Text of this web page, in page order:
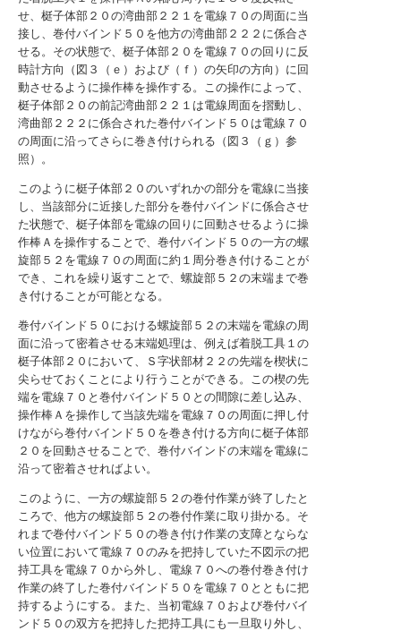
せ、梃子体部２０の湾曲部２２１を電線７０の周面に当
接し、巻付バインド５０を他方の湾曲部２２２に係合さ
せる。その状態で、梃子体部２０を電線７０の回りに反
時計方向（図３（ｅ）および（ｆ）の矢印の方向）に回
動させるように操作棒を操作する。この操作によって、
梃子体部２０の前記湾曲部２２１は電線周面を摺動し、
湾曲部２２２に係合された巻付バインド５０は電線７０
の周面に沿ってさらに巻き付けられる（図３（ｇ）参
照）。
このように梃子体部２０のいずれかの部分を電線に当接
し、当該部分に近接した部分を巻付バインドに係合させ
た状態で、梃子体部を電線の回りに回動させるように操
作棒Ａを操作することで、巻付バインド５０の一方の螺
旋部５２を電線７０の周面に約１周分巻き付けることが
でき、これを繰り返すことで、螺旋部５２の末端まで巻
き付けることが可能となる。
巻付バインド５０における螺旋部５２の末端を電線の周
面に沿って密着させる末端処理は、例えば着脱工具１の
梃子体部２０において、Ｓ字状部材２２の先端を楔状に
尖らせておくことにより行うことができる。この楔の先
端を電線７０と巻付バインド５０との間隙に差し込み、
操作棒Ａを操作して当該先端を電線７０の周面に押し付
けながら巻付バインド５０を巻き付ける方向に梃子体部
２０を回動させることで、巻付バインドの末端を電線に
沿って密着させればよい。
このように、一方の螺旋部５２の巻付作業が終了したと
ころで、他方の螺旋部５２の巻付作業に取り掛かる。そ
れまで巻付バインド５０の巻き付け作業の支障とならな
い位置において電線７０のみを把持していた不図示の把
持工具を電線７０から外し、電線７０への巻付巻き付け
作業の終了した巻付バインド５０を電線７０とともに把
持するようにする。また、当初電線７０および巻付バイ
ンド５０の双方を把持した把持工具にも一旦取り外し、